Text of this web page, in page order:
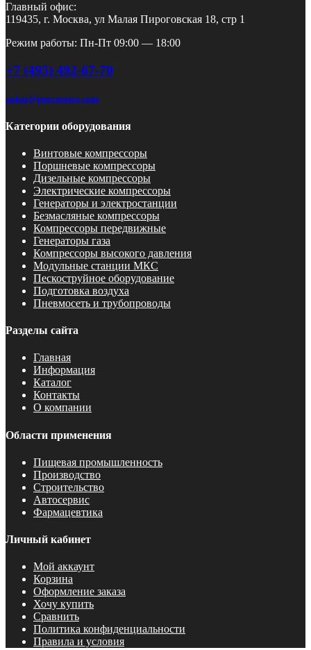
Главный офис:
119435, г. Москва, ул Малая Пироговская 18, стр 1
Режим работы: Пн-Пт 09:00 — 18:00
+7 (495) 492-67-70
zakaz@pnevmotex.com
Категории оборудования
Винтовые компрессоры
Поршневые компрессоры
Дизельные компрессоры
Электрические компрессоры
Генераторы и электростанции
Безмасляные компрессоры
Компрессоры передвижные
Генераторы газа
Компрессоры высокого давления
Модульные станции МКС
Пескоструйное оборудование
Подготовка воздуха
Пневмосеть и трубопроводы
Разделы сайта
Главная
Информация
Каталог
Контакты
О компании
Области применения
Пищевая промышленность
Производство
Строительство
Автосервис
Фармацевтика
Личный кабинет
Мой аккаунт
Корзина
Оформление заказа
Хочу купить
Сравнить
Политика конфиденциальности
Правила и условия